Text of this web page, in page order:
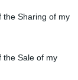
usage behaviour.
Google and its
specified purposes
the Sharing of my
the Sale of my
mert